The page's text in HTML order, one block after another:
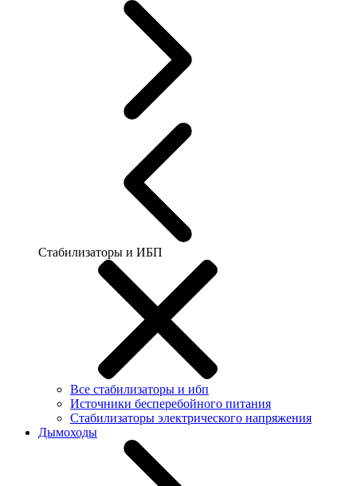
Стабилизаторы и ИБП
Все стабилизаторы и ибп
Источники бесперебойного питания
Стабилизаторы электрического напряжения
Дымоходы